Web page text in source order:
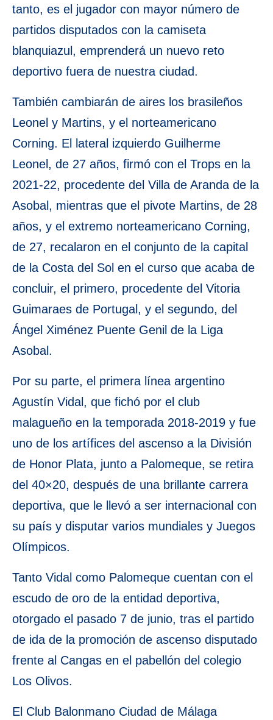
tanto, es el jugador con mayor número de
partidos disputados con la camiseta
blanquiazul, emprenderá un nuevo reto
deportivo fuera de nuestra ciudad.
También cambiarán de aires los brasileños
Leonel y Martins, y el norteamericano
Corning. El lateral izquierdo Guilherme
Leonel, de 27 años, firmó con el Trops en la
2021-22, procedente del Villa de Aranda de la
Asobal, mientras que el pivote Martins, de 28
años, y el extremo norteamericano Corning,
de 27, recalaron en el conjunto de la capital
de la Costa del Sol en el curso que acaba de
concluir, el primero, procedente del Vitoria
Guimaraes de Portugal, y el segundo, del
Ángel Ximénez Puente Genil de la Liga
Asobal.
Por su parte, el primera línea argentino
Agustín Vidal, que fichó por el club
malagueño en la temporada 2018-2019 y fue
uno de los artífices del ascenso a la División
de Honor Plata, junto a Palomeque, se retira
del 40×20, después de una brillante carrera
deportiva, que le llevó a ser internacional con
su país y disputar varios mundiales y Juegos
Olímpicos.
Tanto Vidal como Palomeque cuentan con el
escudo de oro de la entidad deportiva,
otorgado el pasado 7 de junio, tras el partido
de ida de la promoción de ascenso disputado
frente al Cangas en el pabellón del colegio
Los Olivos.
El Club Balonmano Ciudad de Málaga